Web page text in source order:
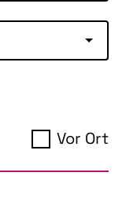
Vor Ort